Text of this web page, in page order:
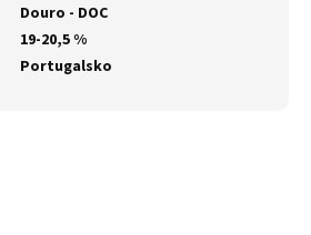
Douro - DOC
19-20,5 %
Portugalsko